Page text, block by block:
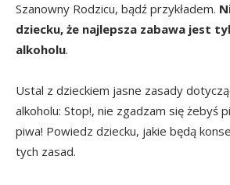
Szanowny Rodzicu, bądź przykładem.
dziecku, że najlepsza zabawa jest
alkoholu.
Ustal z dzieckiem jasne zasady
alkoholu: Stop!, nie zgadzam się żebyś
piwa! Powiedz dziecku, jakie będą
tych zasad.